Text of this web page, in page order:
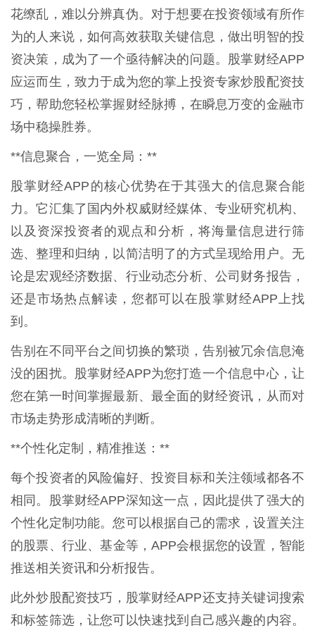
花缭乱，难以分辨真伪。对于想要在投资领域有所作
为的人来说，如何高效获取关键信息，做出明智的投
资决策，成为了一个亟待解决的问题。股掌财经APP
应运而生，致力于成为您的掌上投资专家炒股配资技
巧，帮助您轻松掌握财经脉搏，在瞬息万变的金融市
场中稳操胜券。
**信息聚合，一览全局：**
股掌财经APP的核心优势在于其强大的信息聚合能
力。它汇集了国内外权威财经媒体、专业研究机构、
以及资深投资者的观点和分析，将海量信息进行筛
选、整理和归纳，以简洁明了的方式呈现给用户。无
论是宏观经济数据、行业动态分析、公司财务报告，
还是市场热点解读，您都可以在股掌财经APP上找
到。
告别在不同平台之间切换的繁琐，告别被冗余信息淹
没的困扰。股掌财经APP为您打造一个信息中心，让
您在第一时间掌握最新、最全面的财经资讯，从而对
市场走势形成清晰的判断。
**个性化定制，精准推送：**
每个投资者的风险偏好、投资目标和关注领域都各不
相同。股掌财经APP深知这一点，因此提供了强大的
个性化定制功能。您可以根据自己的需求，设置关注
的股票、行业、基金等，APP会根据您的设置，智能
推送相关资讯和分析报告。
此外炒股配资技巧，股掌财经APP还支持关键词搜索
和标签筛选，让您可以快速找到自己感兴趣的内容。